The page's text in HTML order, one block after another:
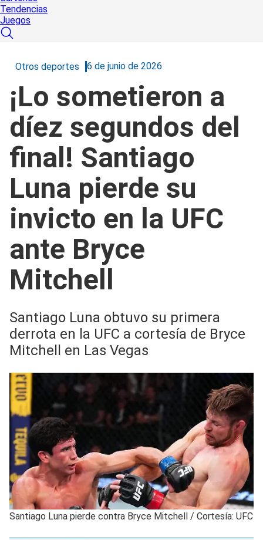
Tendencias
Juegos
Otros deportes 6 de junio de 2026
¡Lo sometieron a
díez segundos del
final! Santiago
Luna pierde su
invicto en la UFC
ante Bryce
Mitchell
Santiago Luna obtuvo su primera
derrota en la UFC a cortesía de Bryce
Mitchell en Las Vegas
Santiago Luna pierde contra Bryce Mitchell / Cortesía: UFC